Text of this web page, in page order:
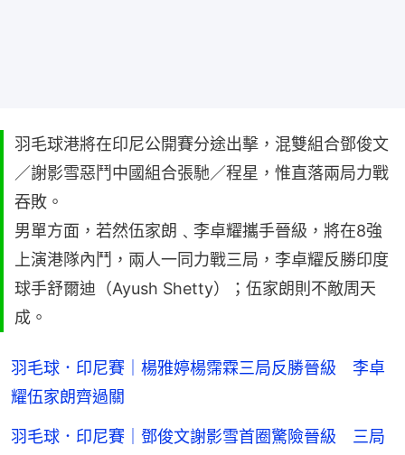
羽毛球港將在印尼公開賽分途出擊，混雙組合鄧俊文
／謝影雪惡鬥中國組合張馳／程星，惟直落兩局力戰
吞敗。
男單方面，若然伍家朗﹑李卓耀攜手晉級，將在8強
上演港隊內鬥，兩人一同力戰三局，李卓耀反勝印度
球手舒爾迪（Ayush Shetty）；伍家朗則不敵周天
成。
羽毛球．印尼賽｜楊雅婷楊霈霖三局反勝晉級 李卓
耀伍家朗齊過關
羽毛球．印尼賽｜鄧俊文謝影雪首圈驚險晉級 三局